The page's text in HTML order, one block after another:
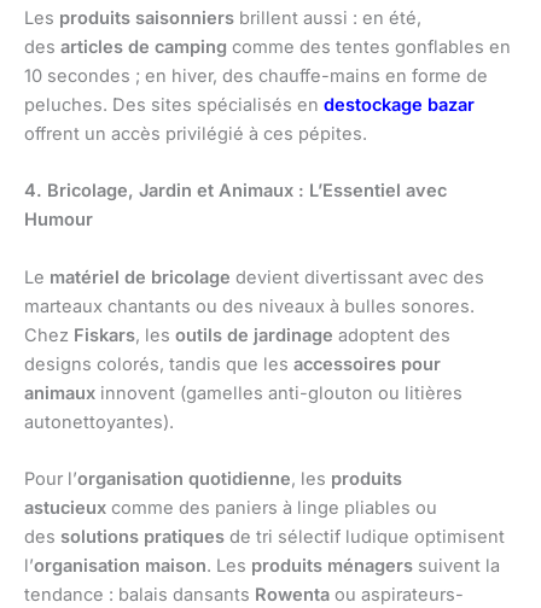
Les produits saisonniers brillent aussi : en été,
des articles de camping comme des tentes gonflables en
10 secondes ; en hiver, des chauffe-mains en forme de
peluches. Des sites spécialisés en destockage bazar
offrent un accès privilégié à ces pépites.
4. Bricolage, Jardin et Animaux : L’Essentiel avec
Humour
Le matériel de bricolage devient divertissant avec des
marteaux chantants ou des niveaux à bulles sonores.
Chez Fiskars, les outils de jardinage adoptent des
designs colorés, tandis que les accessoires pour
animaux innovent (gamelles anti-glouton ou litières
autonettoyantes).
Pour l’organisation quotidienne, les produits
astucieux comme des paniers à linge pliables ou
des solutions pratiques de tri sélectif ludique optimisent
l’organisation maison. Les produits ménagers suivent la
tendance : balais dansants Rowenta ou aspirateurs-